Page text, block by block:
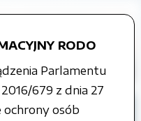
RODO
Parlamentu
679 z dnia 27
ochrony osób